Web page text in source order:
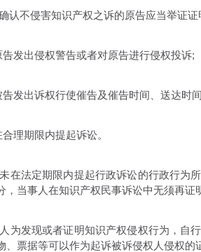
不侵害知识产权之诉的原告应当举证证
出侵权警告或者对原告进行侵权投诉;
出诉权行使催告及催告时间、送达时
期限内提起诉讼。
法定期限内提起行政诉讼的行政行为
，当事人在知识产权民事诉讼中无须再证
发现或者证明知识产权侵权行为，自
、票据等可以作为起诉被诉侵权人侵权的